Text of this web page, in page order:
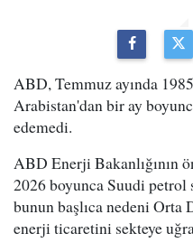
ABD, Temmuz ayında
Arabistan'dan bir ay
edemedi.
ABD Enerji Bakanlığının
2026 boyunca Suudi petrol
bunun başlıca nedeni Orta
enerji ticaretini sekteye